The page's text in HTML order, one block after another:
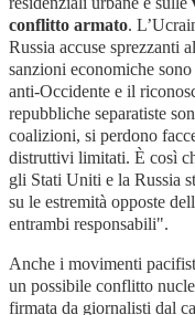
conflitto armato.
Russia accuse sprezzanti
sanzioni economiche
anti-Occidente e il
repubbliche separatiste
coalizioni, si perdono
distruttivi limitati. È così
gli Stati Uniti e la Russia
su le estremità opposte
entrambi responsabili".
Anche i movimenti
un possibile conflitto
firmata da giornalisti dal